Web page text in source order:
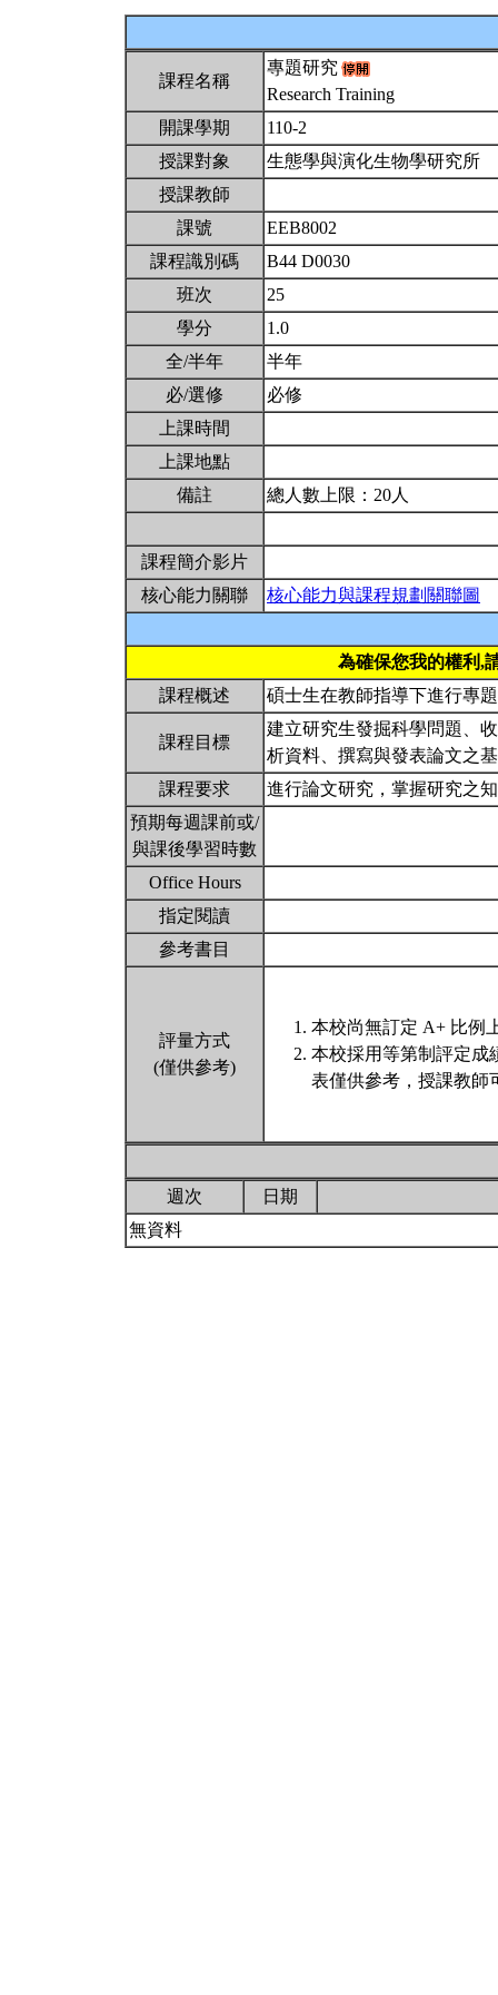
課程名稱
專題研究
Research Training
開課學期
110-2
授課對象
生態學與演化生物學研究所
授課教師
課號
EEB8002
課程識別碼
B44 D0030
班次
25
學分
1.0
全/半年
半年
必/選修
必修
上課時間
上課地點
備註
總人數上限：20人
課程簡介影片
核心能力關聯
核心能力與課程規劃關聯圖
為確保您我的權利,
課程概述
碩士生在教師指導下進行專
課程目標
建立研究生發掘科學問題、
析資料、撰寫與發表論文之
課程要求
進行論文研究，掌握研究之
預期每週課前或/
與課後學習時數
Office Hours
指定閱讀
參考書目
評量方式
(僅供參考)
本校尚無訂定 A+ 比例
本校採用等第制評定成
表僅供參考，授課教師
週次
日期
無資料